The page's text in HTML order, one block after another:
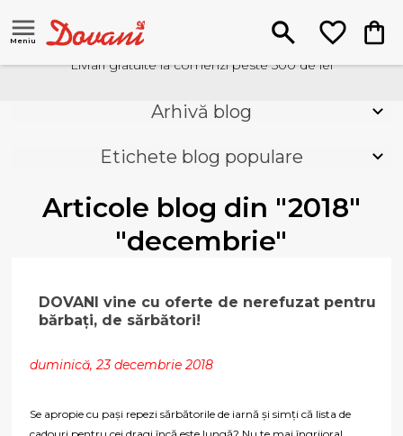
Meniu
Livrari gratuite la comenzi peste 500 de lei
Arhivă blog
Etichete blog populare
Articole blog din "2018"
"decembrie"
DOVANI vine cu oferte de nerefuzat pentru
bărbați, de sărbători!
duminică, 23 decembrie 2018
Se apropie cu pași repezi sărbătorile de iarnă și simți că lista de